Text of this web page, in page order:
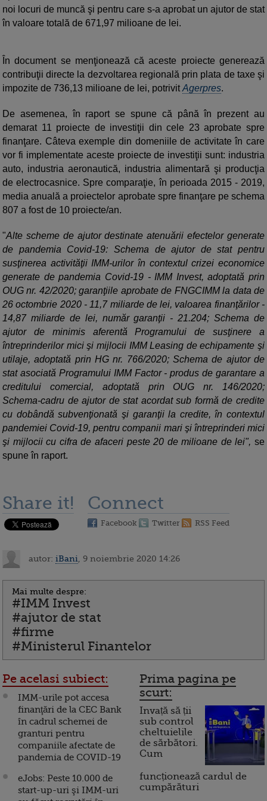
noi locuri de muncă şi pentru care s-a aprobat un ajutor de stat
în valoare totală de 671,97 milioane de lei.
În document se menţionează că aceste proiecte generează
contribuţii directe la dezvoltarea regională prin plata de taxe şi
impozite de 736,13 milioane de lei, potrivitAgerpres.
De asemenea, în raport se spune că până în prezent au
demarat 11 proiecte de investiţii din cele 23 aprobate spre
finanţare. Câteva exemple din domeniile de activitate în care
vor fi implementate aceste proiecte de investiţii sunt: industria
auto, industria aeronautică, industria alimentară şi producţia
de electrocasnice. Spre comparaţie, în perioada 2015 - 2019,
media anuală a proiectelor aprobate spre finanţare pe schema
807 a fost de 10 proiecte/an.
"Alte scheme de ajutor destinate atenuării efectelor generate
de pandemia Covid-19: Schema de ajutor de stat pentru
susţinerea activităţii IMM-urilor în contextul crizei economice
generate de pandemia Covid-19 - IMM Invest, adoptată prin
OUG nr. 42/2020; garanţiile aprobate de FNGCIMM la data de
26 octombrie 2020 - 11,7 miliarde de lei, valoarea finanţărilor -
14,87 miliarde de lei, număr garanţii - 21.204; Schema de
ajutor de minimis aferentă Programului de susţinere a
întreprinderilor mici şi mijlocii IMM Leasing de echipamente şi
utilaje, adoptată prin HG nr. 766/2020; Schema de ajutor de
stat asociată Programului IMM Factor - produs de garantare a
creditului comercial, adoptată prin OUG nr. 146/2020;
Schema-cadru de ajutor de stat acordat sub formă de credite
cu dobândă subvenţionată şi garanţii la credite, în contextul
pandemiei Covid-19, pentru companii mari şi întreprinderi mici
şi mijlocii cu cifra de afaceri peste 20 de milioane de lei", se
spune în raport.
Share it! Connect
Facebook Twitter RSS Feed
autor: iBani , 9 noiembrie 2020 14:26
Mai multe despre:
#IMM Invest
#ajutor de stat
#firme
#Ministerul Finantelor
Pe acelasi subiect:
IMM-urile pot accesa
finanţări de la CEC Bank
în cadrul schemei de
granturi pentru
companiile afectate de
pandemia de COVID-19
eJobs: Peste 10.000 de
start-up-uri şi IMM-uri
Prima pagina pe
scurt:
Invață să ții
sub control
cheltuielile
de sărbători.
Cum
funcționează cardul de
cumpărături